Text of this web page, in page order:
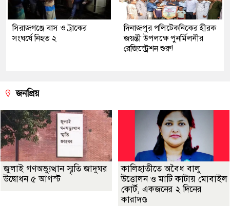
সিরাজগঞ্জে বাস ও ট্রাকের
সংঘর্ষে নিহত ২
দিনাজপুর পলিটেকনিকের হীরক
জয়ন্তী উপলক্ষে পুনর্মিলনীর
রেজিস্ট্রেশন শুরু!
জনপ্রিয়
জুলাই গণঅভ্যুত্থান স্মৃতি জাদুঘর
উদ্বোধন ৫ আগস্ট
কালিহাতীতে অবৈধ বালু
উত্তোলন ও মাটি কাটায় মোবাইল
কোর্ট, একজনের ২ দিনের
কারাদণ্ড